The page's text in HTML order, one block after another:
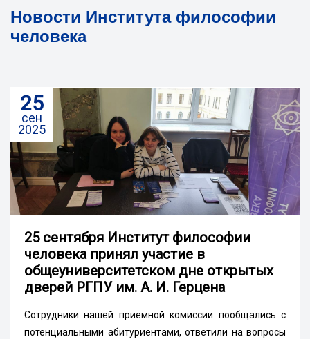
Новости Института философии
человека
25
сен
2025
25 сентября Институт философии
человека принял участие в
общеуниверситетском дне открытых
дверей РГПУ им. А. И. Герцена
Сотрудники нашей приемной комиссии пообщались с
потенциальными абитуриентами, ответили на вопросы